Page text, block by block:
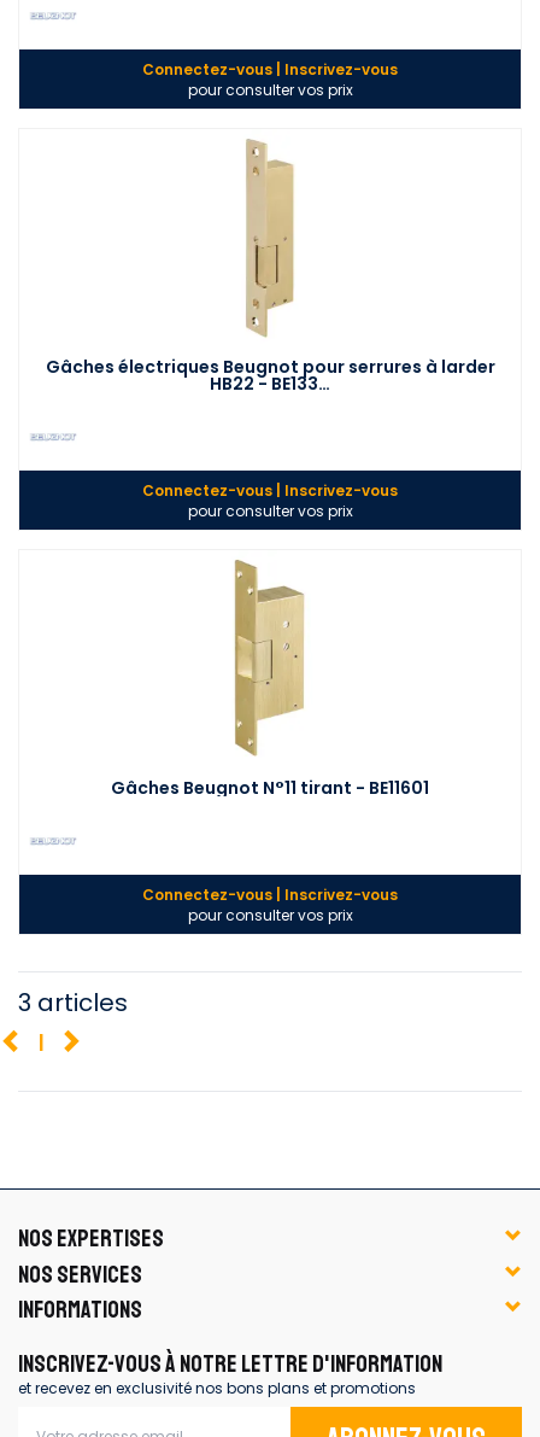
Connectez-vous | Inscrivez-vous
pour consulter vos prix
Gâches électriques Beugnot pour serrures à larder
HB22 - BE133…
Connectez-vous | Inscrivez-vous
pour consulter vos prix
Gâches Beugnot N°11 tirant - BE11601
Connectez-vous | Inscrivez-vous
pour consulter vos prix
3 articles
1
NOS EXPERTISES
NOS SERVICES
INFORMATIONS
INSCRIVEZ-VOUS À NOTRE LETTRE D'INFORMATION
et recevez en exclusivité nos bons plans et promotions